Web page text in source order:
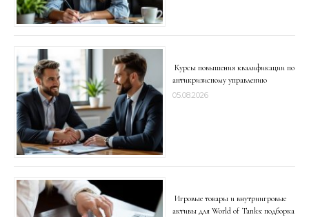
Курсы повышения квалификации по
антикризисному управлению
05.08.2026
Игровые товары и внутриигровые
активы для World of Tanks: подборка